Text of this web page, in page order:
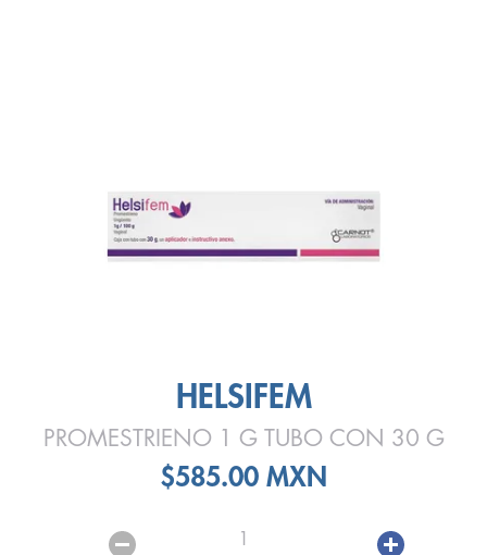
HELSIFEM
PROMESTRIENO 1 G TUBO CON 30 G
$585.00 MXN
1